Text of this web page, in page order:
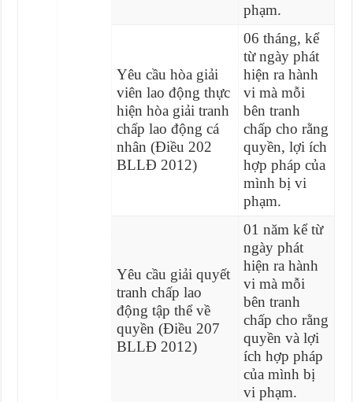
phạm.
Yêu cầu hòa giải
viên lao động thực
hiện hòa giải tranh
chấp lao động cá
nhân (Điều 202
BLLĐ 2012)
06 tháng, kể
từ ngày phát
hiện ra hành
vi mà mỗi
bên tranh
chấp cho rằng
quyền, lợi ích
hợp pháp của
mình bị vi
phạm.
Yêu cầu giải quyết
tranh chấp lao
động tập thể về
quyền (Điều 207
BLLĐ 2012)
01 năm kể từ
ngày phát
hiện ra hành
vi mà mỗi
bên tranh
chấp cho rằng
quyền và lợi
ích hợp pháp
của mình bị
vi phạm.